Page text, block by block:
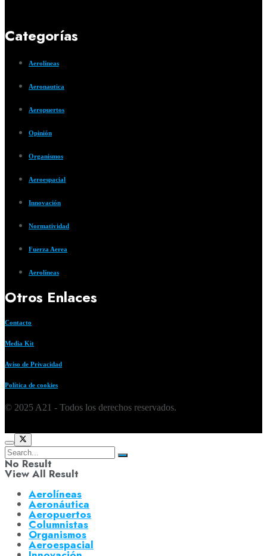
Categorías
Aerolíneas
Aeronautica
Aeropuertos
Opinión
Organismos
Aeroespacial
Innovación
Normatividad
Fuerza Aerea
Aerolíneas
Otros Enlaces
Contacto
Media Kit
Aviso de Privacidad
Política de cookies
© 2025 A21 - Todos los derechos reservados.
No Result
View All Result
Aerolíneas
Aeronáutica
Aeropuertos
Columnistas
Organismos
Aeroespacial